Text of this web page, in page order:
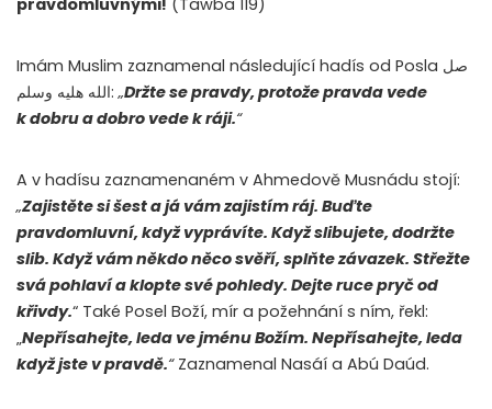
pravdomluvnými! (Tawba 119)
Imám Muslim zaznamenal následující hadís od Posla صل
الله هليه وسلم:„Držte se pravdy, protože pravda vede
k dobru a dobro vede k ráji.“
A v hadísu zaznamenaném v Ahmedově Musnádu stojí:
„Zajistěte si šest a já vám zajistím ráj. Buďte
pravdomluvní, když vyprávíte. Když slibujete, dodržte
slib. Když vám někdo něco svěří, splňte závazek. Střežte
svá pohlaví a klopte své pohledy. Dejte ruce pryč od
křivdy.“ Také Posel Boží, mír a požehnání s ním, řekl:
„Nepřísahejte, leda ve jménu Božím. Nepřísahejte, leda
když jste v pravdě.“Zaznamenal Nasáí a Abú Daúd.